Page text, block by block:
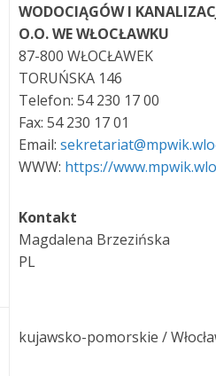
WODOCIĄGÓW I
O.O. WE WŁOCŁAWKU
87-800 WŁOCŁAWEK
TORUŃSKA 146
Telefon: 54 230 17 00
Fax: 54 230 17 01
Email:
WWW: https://
Kontakt
Magdalena Brzezińska
PL
kujawsko-pomorskie /